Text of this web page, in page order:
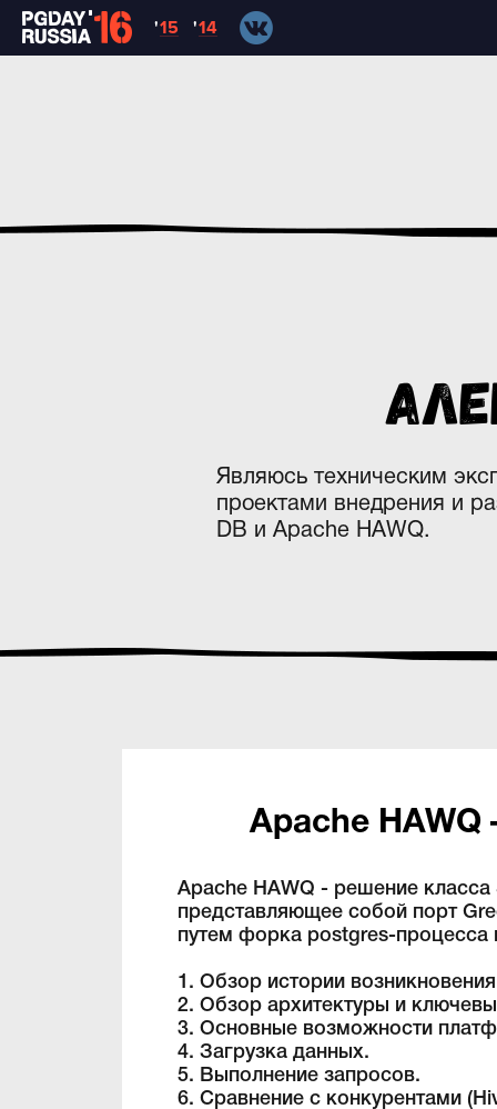
'15 '14
Являюсь техническим
проектами внедрения и
DB и Apache HAWQ.
Apache
Apache HAWQ - решение
представляющее собой порт
путем форка postgres-процесса
1. Обзор истории
2. Обзор архитектуры и
3. Основные возможности
4. Загрузка данных.
5. Выполнение запросов.
6. Сравнение с конкурентами